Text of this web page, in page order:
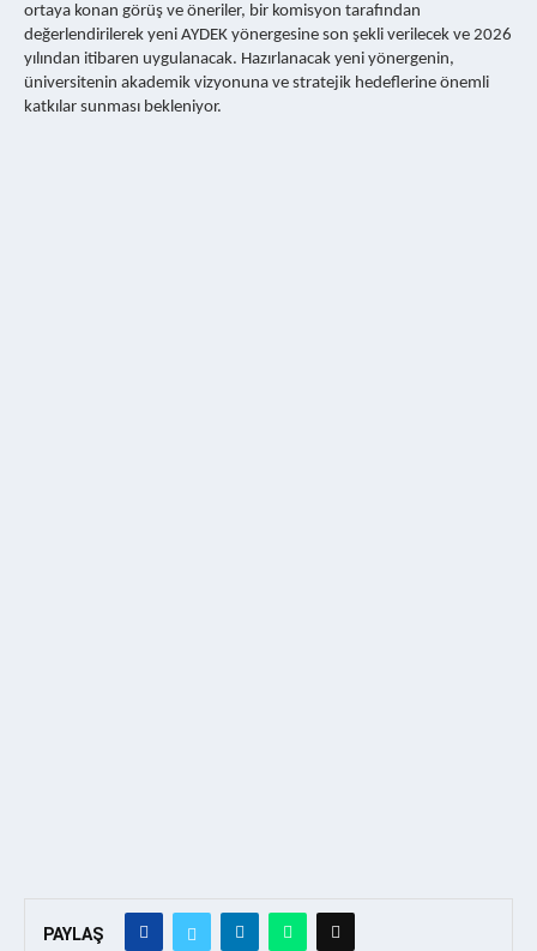
ortaya konan görüş ve öneriler, bir komisyon tarafından
değerlendirilerek yeni AYDEK yönergesine son şekli verilecek ve 2026
yılından itibaren uygulanacak. Hazırlanacak yeni yönergenin,
üniversitenin akademik vizyonuna ve stratejik hedeflerine önemli
katkılar sunması bekleniyor.
PAYLAŞ